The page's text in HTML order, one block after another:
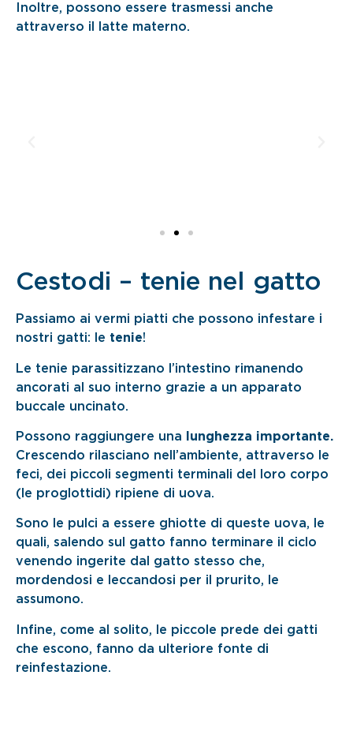
Inoltre, possono essere trasmessi anche
attraverso il latte materno.
Cestodi – tenie nel gatto
Passiamo ai vermi piatti che possono infestare i
nostri gatti: le tenie!
Le tenie parassitizzano l’intestino rimanendo
ancorati al suo interno grazie a un apparato
buccale uncinato.
Possono raggiungere una lunghezza importante.
Crescendo rilasciano nell’ambiente, attraverso le
feci, dei piccoli segmenti terminali del loro corpo
(le proglottidi) ripiene di uova.
Sono le pulci a essere ghiotte di queste uova, le
quali, salendo sul gatto fanno terminare il ciclo
venendo ingerite dal gatto stesso che,
mordendosi e leccandosi per il prurito, le
assumono.
Infine, come al solito, le piccole prede dei gatti
che escono, fanno da ulteriore fonte di
reinfestazione.